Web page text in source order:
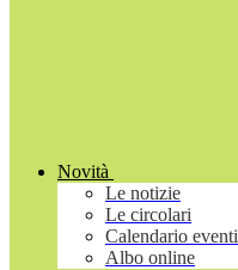
Novità
Le notizie
Le circolari
Calendario eventi
Albo online